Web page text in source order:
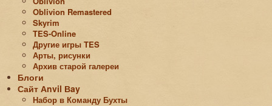
Oblivion Remastered
Skyrim
TES-Online
Другие игры TES
Арты, рисунки
Архив старой галереи
Блоги
Сайт Аnvil Вay
Набор в Команду Бухты